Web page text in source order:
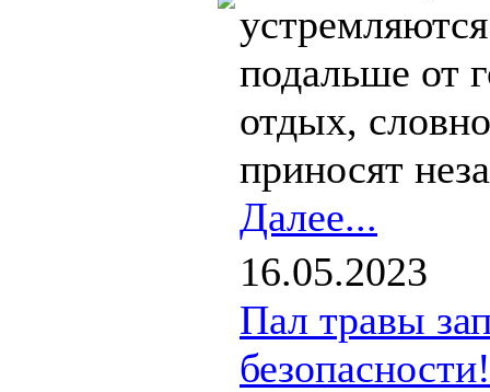
подальше от
отдых,
приносят
Далее...
16.05.2023
Пал травы
безопасности!